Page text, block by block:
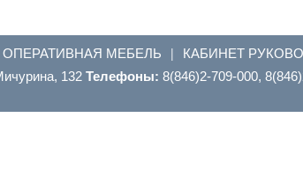
ОПЕРАТИВНАЯ МЕБЕЛЬ | КАБИНЕТ
132 Телефоны: 8(846)2-709-000,